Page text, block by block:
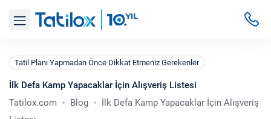
Tatil Planı Yapmadan Önce Dikkat Etmeniz Gerekenler
İlk Defa Kamp Yapacaklar İçin Alışveriş Listesi
Tatilox.com
Blog
İlk Defa Kamp Yapacaklar İçin Alışveriş